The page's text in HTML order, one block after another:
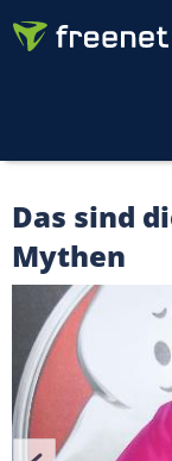
Das sind
Mythen